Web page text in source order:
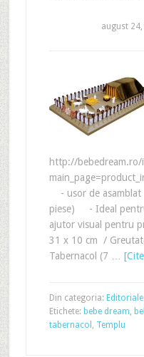
august 24,
http://bebedream.ro/
- usor de
piese) - Ideal
ajutor visual pentru
31 x 10 cm /
Tabernacol (7 …
Din categoria: Editoriale
Etichete: bebe dream
tabernacol
Templu